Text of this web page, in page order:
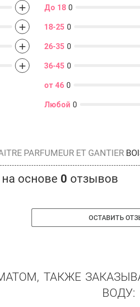
+
+
+
+
До 18 0
18-25 0
26-35 0
36-45 0
от 46 0
Любой 0
PARFUMEUR ET GANTIER
основе 0 отзывов
ОСТАВИТЬ
ТАКЖЕ
ВОДУ: